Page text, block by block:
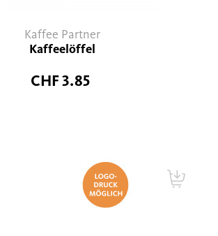
Kaffee Partner
Kaffeelöffel
CHF 3.85